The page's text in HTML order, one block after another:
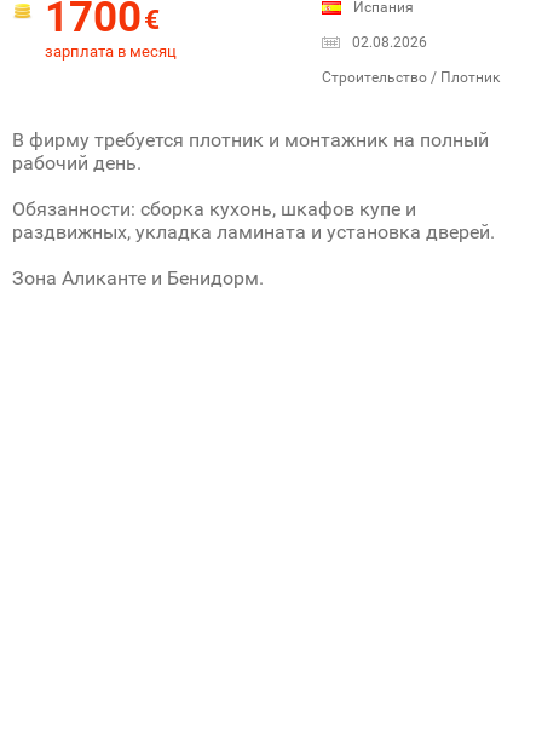
1700€
зарплата в месяц
Испания
02.08.2026
Строительство / Плотник
В фирму требуется плотник и монтажник на полный
рабочий день.
Обязанности: сборка кухонь, шкафов купе и
раздвижных, укладка ламината и установка дверей.
Зона Аликанте и Бенидорм.